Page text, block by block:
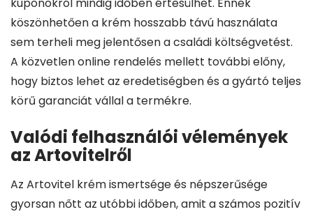
köszönhetően a krém hosszabb távú használata
sem terheli meg jelentősen a családi költségvetést.
A közvetlen online rendelés mellett további előny,
hogy biztos lehet az eredetiségben és a gyártó teljes
körű garanciát vállal a termékre.
Valódi felhasználói vélemények
az Artovitelről
Az Artovitel krém ismertsége és népszerűsége
gyorsan nőtt az utóbbi időben, amit a számos pozitív